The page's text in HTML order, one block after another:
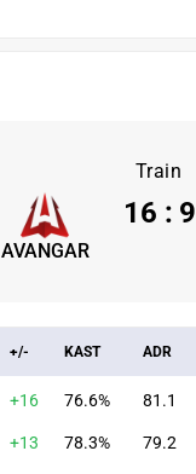
Train
AVANGAR
16 : 9
+/- KAST ADR
+16 76.6% 81.1
+13 78.3% 79.2